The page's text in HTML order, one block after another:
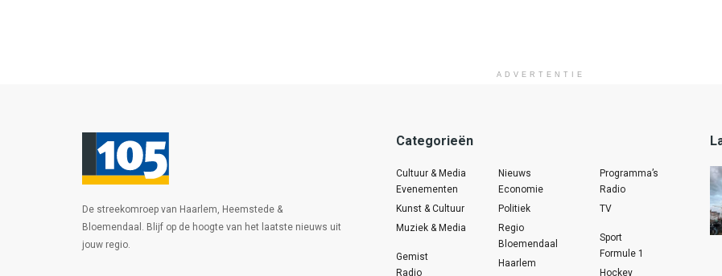
ADVERTENTIE
De streekomroep van Haarlem, Heemstede &
Bloemendaal. Blijf op de hoogte van het laatste nieuws uit
jouw regio.
Categorieën
Cultuur & Media
Evenementen
Kunst & Cultuur
Muziek & Media
Gemist
Radio
Nieuws
Economie
Politiek
Regio
Bloemendaal
Haarlem
Programma’s
Radio
TV
Sport
Formule 1
Hockey